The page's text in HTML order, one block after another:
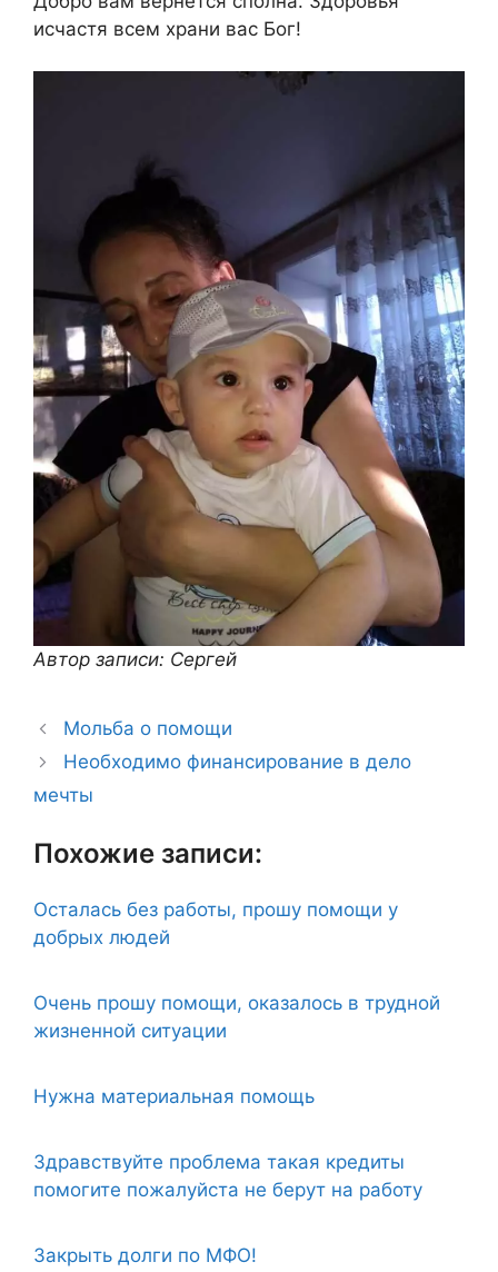
исчастя всем храни вас Бог!
Автор записи: Сергей
Мольба о помощи
Необходимо финансирование в дело
мечты
Похожие записи:
Осталась без работы, прошу помощи у
добрых людей
Очень прошу помощи, оказалось в трудной
жизненной ситуации
Нужна материальная помощь
Здравствуйте проблема такая кредиты
помогите пожалуйста не берут на работу
Закрыть долги по МФО!